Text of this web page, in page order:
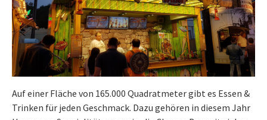
Auf einer Fläche von 165.000 Quadratmeter gibt es Essen &
Trinken für jeden Geschmack. Dazu gehören in diesem Jahr